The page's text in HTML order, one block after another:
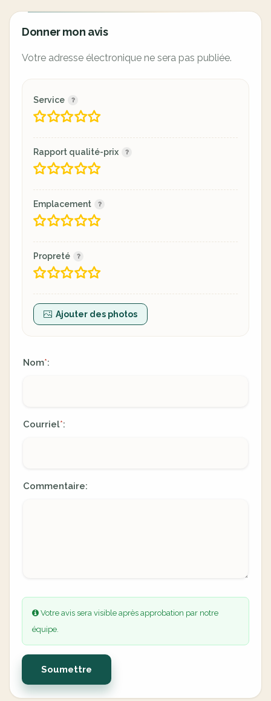
Donner mon avis
Votre adresse électronique ne sera pas publiée.
Service
Rapport qualité-prix
Emplacement
Propreté
Ajouter des photos
Nom*:
Courriel*:
Commentaire:
Votre avis sera visible après approbation par notre
équipe.
Soumettre